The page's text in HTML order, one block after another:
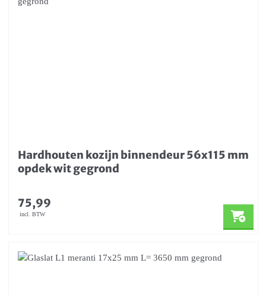
Hardhouten kozijn binnendeur 56x115 mm
opdek wit gegrond
75,99
incl. BTW